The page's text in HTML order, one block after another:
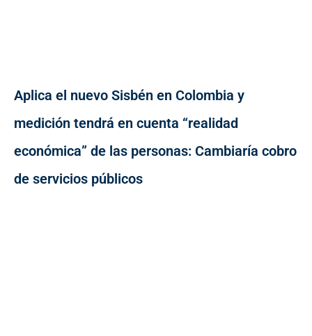
Aplica el nuevo Sisbén en Colombia y
medición tendrá en cuenta “realidad
económica” de las personas: Cambiaría cobro
de servicios públicos